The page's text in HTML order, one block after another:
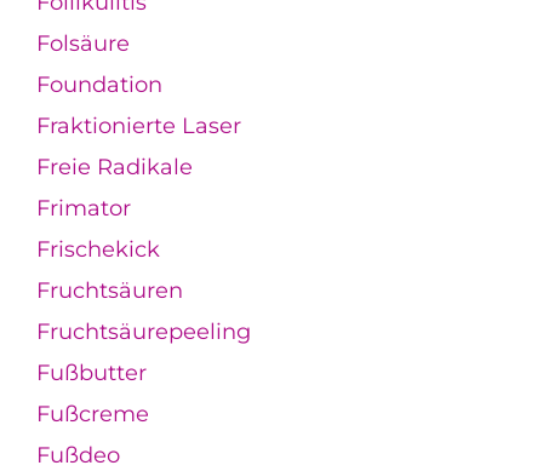
Folsäure
Foundation
Fraktionierte Laser
Freie Radikale
Frimator
Frischekick
Fruchtsäuren
Fruchtsäurepeeling
Fußbutter
Fußcreme
Fußdeo